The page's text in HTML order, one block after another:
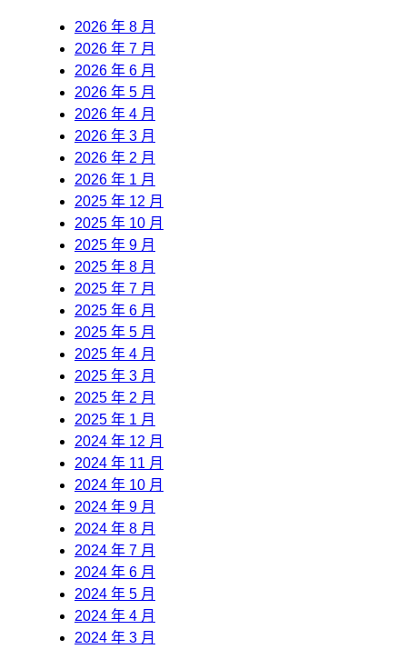
2026 年 8 月
2026 年 7 月
2026 年 6 月
2026 年 5 月
2026 年 4 月
2026 年 3 月
2026 年 2 月
2026 年 1 月
2025 年 12 月
2025 年 10 月
2025 年 9 月
2025 年 8 月
2025 年 7 月
2025 年 6 月
2025 年 5 月
2025 年 4 月
2025 年 3 月
2025 年 2 月
2025 年 1 月
2024 年 12 月
2024 年 11 月
2024 年 10 月
2024 年 9 月
2024 年 8 月
2024 年 7 月
2024 年 6 月
2024 年 5 月
2024 年 4 月
2024 年 3 月